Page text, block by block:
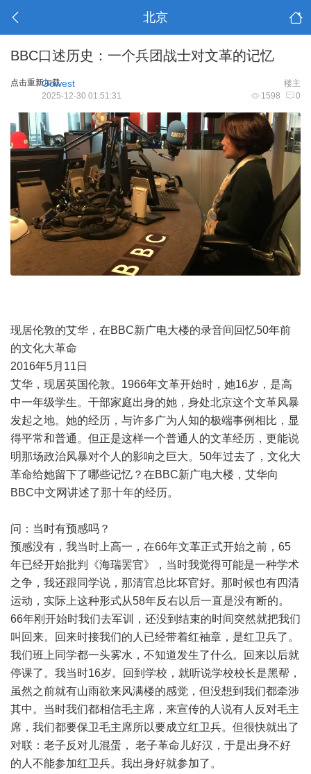
北京
BBC口述历史：一个兵团战士对文革的记忆
点击重新加载 楼主
Gowest
1598 0
2025-12-30 01:51:31
现居伦敦的艾华，在BBC新广电大楼的录音间回忆50年前
的文化大革命
2016年5月11日
艾华，现居英国伦敦。1966年文革开始时，她16岁，是高
中一年级学生。干部家庭出身的她，身处北京这个文革风暴
发起之地。她的经历，与许多广为人知的极端事例相比，显
得平常和普通。但正是这样一个普通人的文革经历，更能说
明那场政治风暴对个人的影响之巨大。50年过去了，文化大
革命给她留下了哪些记忆？在BBC新广电大楼，艾华向
BBC中文网讲述了那十年的经历。
问：当时有预感吗？
预感没有，我当时上高一，在66年文革正式开始之前，65
年已经开始批判《海瑞罢官》，当时我觉得可能是一种学术
之争，我还跟同学说，那清官总比坏官好。那时候也有四清
运动，实际上这种形式从58年反右以后一直是没有断的。
66年刚开始时我们去军训，还没到结束的时间突然就把我们
叫回来。回来时接我们的人已经带着红袖章，是红卫兵了。
我们班上同学都一头雾水，不知道发生了什么。回来以后就
停课了。我当时16岁。回到学校，就听说学校校长是黑帮，
虽然之前就有山雨欲来风满楼的感觉，但没想到我们都牵涉
其中。当时我们都相信毛主席，来宣传的人说有人反对毛主
席，我们都要保卫毛主席所以要成立红卫兵。但很快就出了
对联：老子反对儿混蛋， 老子革命儿好汉，于是出身不好
的人不能参加红卫兵。我出身好就参加了。